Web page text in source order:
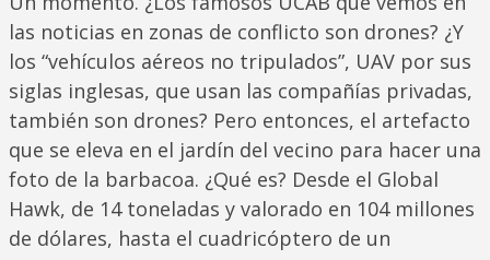
las noticias en zonas de conflicto son drones? ¿Y
los “vehículos aéreos no tripulados”, UAV por sus
siglas inglesas, que usan las compañías privadas,
también son drones? Pero entonces, el artefacto
que se eleva en el jardín del vecino para hacer una
foto de la barbacoa. ¿Qué es? Desde el Global
Hawk, de 14 toneladas y valorado en 104 millones
de dólares, hasta el cuadricóptero de un